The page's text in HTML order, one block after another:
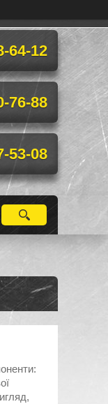
64-12
76-88
53-08